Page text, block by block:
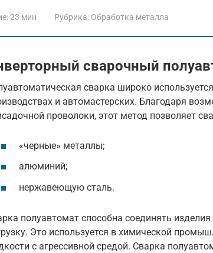
23 мин Рубрика: Обработка металла
сварочный
сварка широко
и автомастерских. Благодаря
проволоки, этот метод позволяет
«черные» металлы;
алюминий;
нержавеющую сталь.
полуавтомат способна соединять
Это используется в химической
с агрессивной средой. Сварка